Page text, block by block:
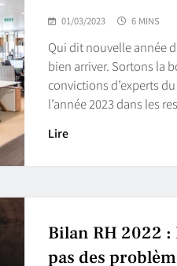
01/03/2023 6 MINS
Qui dit nouvelle année
bien arriver. Sortons la
convictions d’experts
l’année 2023 dans les
Lire
Bilan RH 2022
pas des